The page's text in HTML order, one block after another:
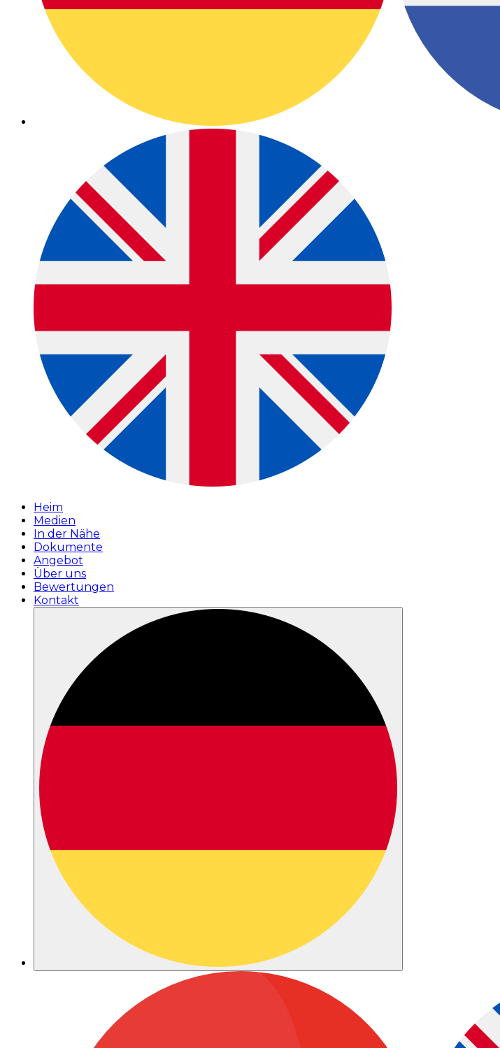
Heim
Medien
In der Nähe
Dokumente
Angebot
Über uns
Bewertungen
Kontakt